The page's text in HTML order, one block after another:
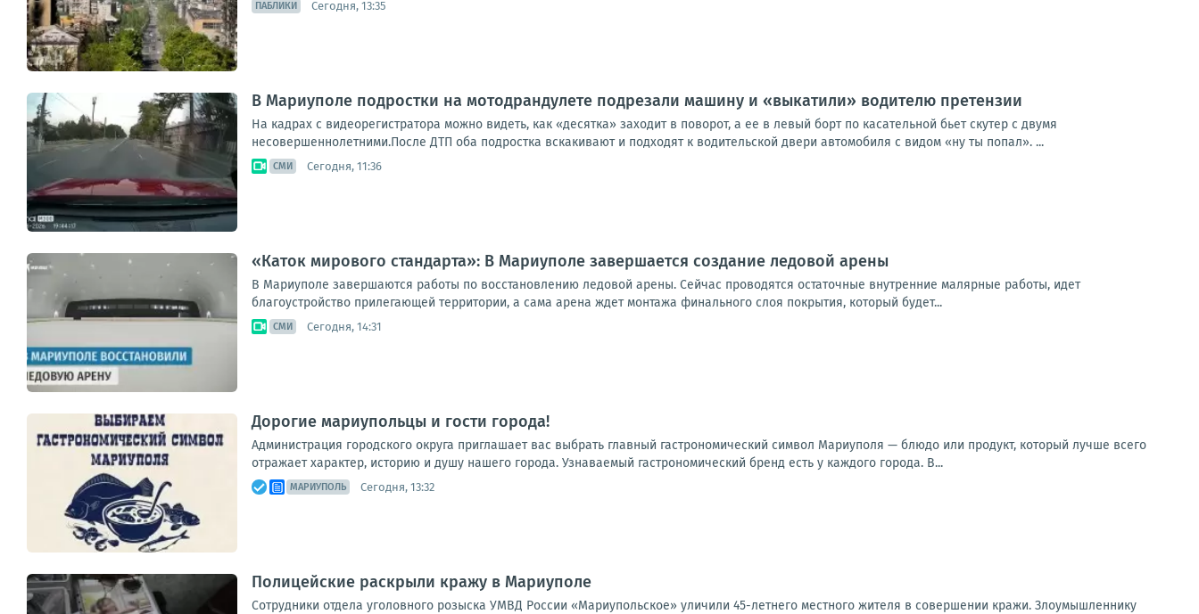
ПАБЛИКИ Сегодня, 13:35
В Мариуполе подростки на мотодрандулете подрезали машину и «выкатили» водителю претензии
На кадрах с видеорегистратора можно видеть, как «десятка» заходит в поворот, а ее в левый борт по касательной бьет скутер с двумя
несовершеннолетними.После ДТП оба подростка вскакивают и подходят к водительской двери автомобиля с видом «ну ты попал». ...
СМИ Сегодня, 11:36
«Каток мирового стандарта»: В Мариуполе завершается создание ледовой арены
В Мариуполе завершаются работы по восстановлению ледовой арены. Сейчас проводятся остаточные внутренние малярные работы, идет
благоустройство прилегающей территории, а сама арена ждет монтажа финального слоя покрытия, который будет...
СМИ Сегодня, 14:31
Дорогие мариупольцы и гости города!
Администрация городского округа приглашает вас выбрать главный гастрономический символ Мариуполя — блюдо или продукт, который лучше всего
отражает характер, историю и душу нашего города. Узнаваемый гастрономический бренд есть у каждого города. В...
МАРИУПОЛЬ Сегодня, 13:32
Полицейские раскрыли кражу в Мариуполе
Сотрудники отдела уголовного розыска УМВД России «Мариупольское» уличили 45-летнего местного жителя в совершении кражи. Злоумышленнику